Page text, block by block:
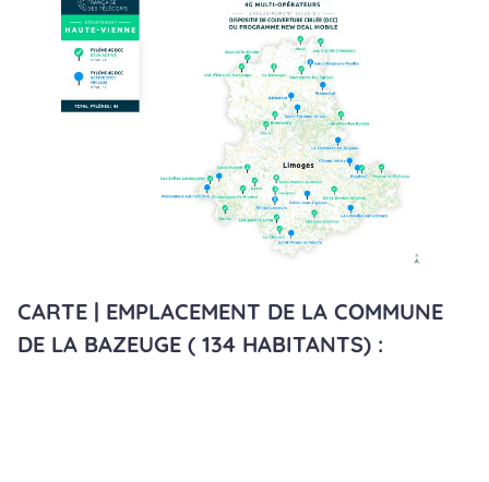
CARTE | EMPLACEMENT DE LA COMMUNE
DE LA BAZEUGE ( 134 HABITANTS) :